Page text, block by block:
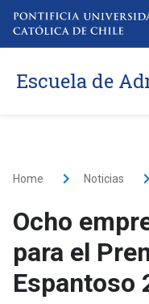
Escuela de
Home Noticias
Ocho
para el
Espantoso